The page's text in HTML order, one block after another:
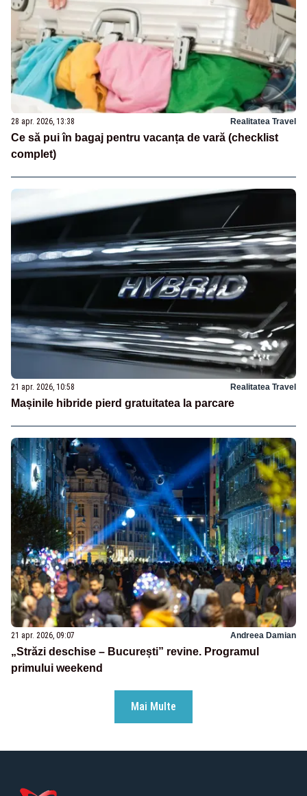
28 apr. 2026, 13:38 Realitatea Travel
Ce să pui în bagaj pentru vacanța de vară (checklist
complet)
21 apr. 2026, 10:58 Realitatea Travel
Mașinile hibride pierd gratuitatea la parcare
21 apr. 2026, 09:07 Andreea Damian
„Străzi deschise – București” revine. Programul
primului weekend
Mai Multe